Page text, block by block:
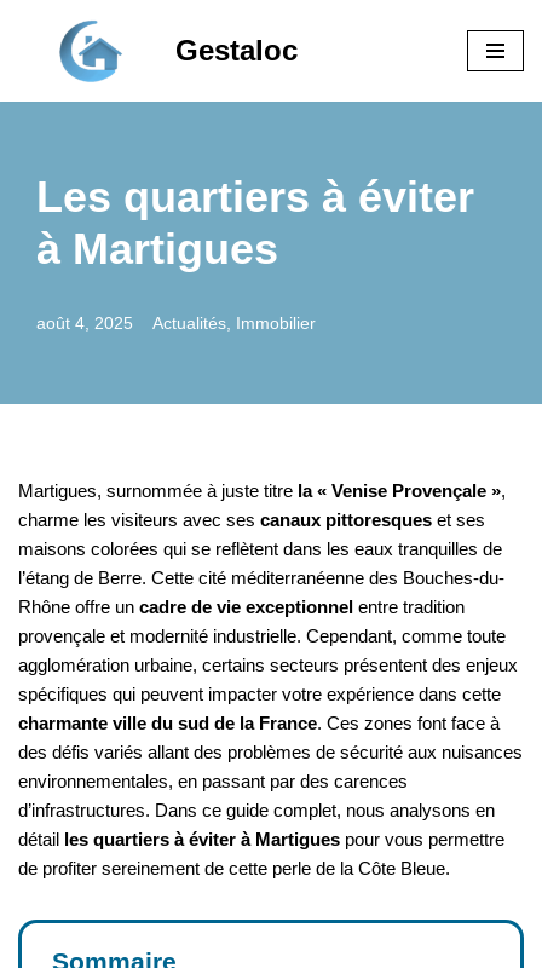
Gestaloc
Les quartiers à éviter
à Martigues
août 4, 2025 Actualités Immobilier
Martigues, surnommée à juste titre la « Venise Provençale »,
charme les visiteurs avec ses canaux pittoresques et ses
maisons colorées qui se reflètent dans les eaux tranquilles de
l’étang de Berre. Cette cité méditerranéenne des Bouches-du-
Rhône offre un cadre de vie exceptionnel entre tradition
provençale et modernité industrielle. Cependant, comme toute
agglomération urbaine, certains secteurs présentent des enjeux
spécifiques qui peuvent impacter votre expérience dans cette
charmante ville du sud de la France. Ces zones font face à
des défis variés allant des problèmes de sécurité aux nuisances
environnementales, en passant par des carences
d’infrastructures. Dans ce guide complet, nous analysons en
détail les quartiers à éviter à Martigues pour vous permettre
de profiter sereinement de cette perle de la Côte Bleue.
Sommaire